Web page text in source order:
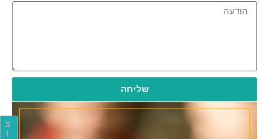
צ
ו
שליחה